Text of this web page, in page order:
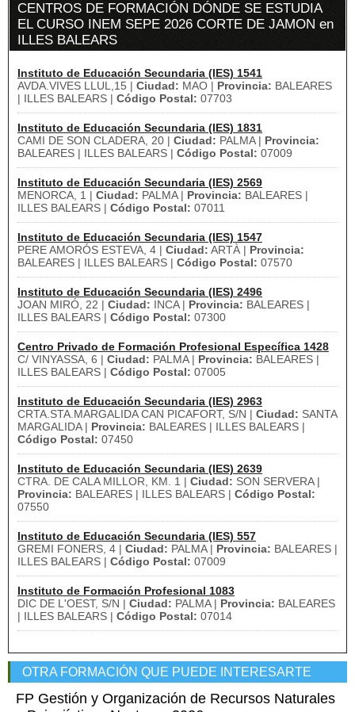
CENTROS DE FORMACIÓN DÓNDE SE ESTUDIA
EL CURSO INEM SEPE 2026 CORTE DE JAMON en
ILLES BALEARS
Instituto de Educación Secundaria (IES) 1541
AVDA.VIVES LLUL,15 | Ciudad: MAO | Provincia: BALEARES
| ILLES BALEARS | Código Postal: 07703
Instituto de Educación Secundaria (IES) 1831
CAMI DE SON CLADERA, 20 | Ciudad: PALMA | Provincia:
BALEARES | ILLES BALEARS | Código Postal: 07009
Instituto de Educación Secundaria (IES) 2569
MENORCA, 1 | Ciudad: PALMA | Provincia: BALEARES |
ILLES BALEARS | Código Postal: 07011
Instituto de Educación Secundaria (IES) 1547
PERE AMORÓS ESTEVA, 4 | Ciudad: ARTÀ | Provincia:
BALEARES | ILLES BALEARS | Código Postal: 07570
Instituto de Educación Secundaria (IES) 2496
JOAN MIRÓ, 22 | Ciudad: INCA | Provincia: BALEARES |
ILLES BALEARS | Código Postal: 07300
Centro Privado de Formación Profesional Específica 1428
C/ VINYASSA, 6 | Ciudad: PALMA | Provincia: BALEARES |
ILLES BALEARS | Código Postal: 07005
Instituto de Educación Secundaria (IES) 2963
CRTA.STA.MARGALIDA CAN PICAFORT, S/N | Ciudad: SANTA
MARGALIDA | Provincia: BALEARES | ILLES BALEARS |
Código Postal: 07450
Instituto de Educación Secundaria (IES) 2639
CTRA. DE CALA MILLOR, KM. 1 | Ciudad: SON SERVERA |
Provincia: BALEARES | ILLES BALEARS | Código Postal:
07550
Instituto de Educación Secundaria (IES) 557
GREMI FONERS, 4 | Ciudad: PALMA | Provincia: BALEARES |
ILLES BALEARS | Código Postal: 07009
Instituto de Formación Profesional 1083
DIC DE L'OEST, S/N | Ciudad: PALMA | Provincia: BALEARES
| ILLES BALEARS | Código Postal: 07014
OTRA FORMACIÓN QUE PUEDE INTERESARTE
FP Gestión y Organización de Recursos Naturales